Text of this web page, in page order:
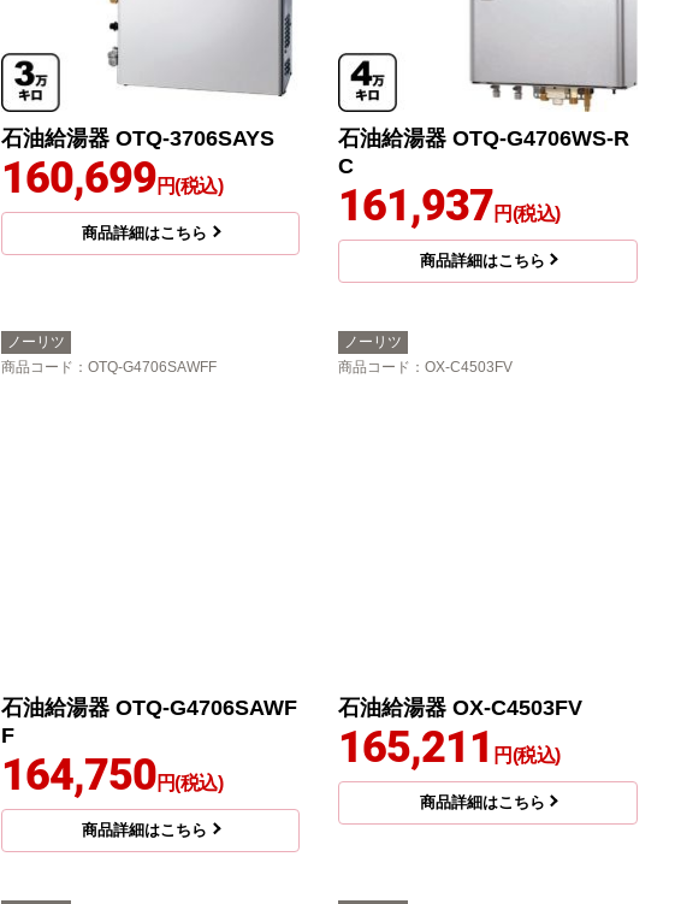
石油給湯器 OTQ-3706SAYS
160,699円(税込)
商品詳細はこちら
石油給湯器 OTQ-G4706WS-R
C
161,937円(税込)
商品詳細はこちら
ノーリツ
商品コード ：OTQ-G4706SAWFF
石油給湯器 OTQ-G4706SAWF
F
164,750円(税込)
商品詳細はこちら
ノーリツ
商品コード ：OX-C4503FV
石油給湯器 OX-C4503FV
165,211 円(税込)
商品詳細はこちら